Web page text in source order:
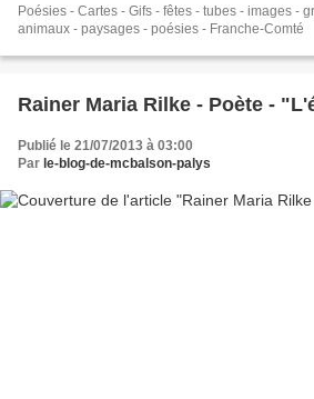
Poésies - Cartes - Gifs - fêtes - tubes - images -
animaux - paysages - poésies - Franche-Comté
Rainer Maria Rilke - Poète -
Publié le 21/07/2013 à 03:00
Par le-blog-de-mcbalson-palys